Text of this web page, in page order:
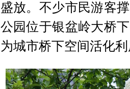
盛放。不少市民游客
公园位于银盆岭大桥
为城市桥下空间活化